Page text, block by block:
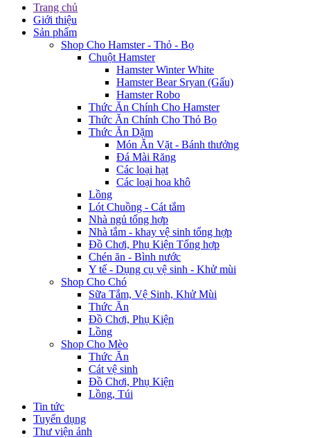
Trang chủ
Giới thiệu
Sản phẩm
Shop Cho Hamster - Thỏ - Bọ
Chuột Hamster
Hamster Winter White
Hamster Bear Sryan (Gấu)
Hamster Robo
Thức Ăn Chính Cho Hamster
Thức Ăn Chính Cho Thỏ Bọ
Thức Ăn Dặm
Món Ăn Vặt - Bánh thưởng
Đá Mài Răng
Các loại hạt
Các loại hoa khô
Lồng
Lót Chuồng - Cát tắm
Nhà ngủ tổng hợp
Nhà tắm - khay vệ sinh tổng hợp
Đồ Chơi, Phụ Kiện Tổng hợp
Chén ăn - Bình nước
Y tế - Dụng cụ vệ sinh - Khử mùi
Shop Cho Chó
Sữa Tắm, Vệ Sinh, Khử Mùi
Thức Ăn
Đồ Chơi, Phụ Kiện
Lồng
Shop Cho Mèo
Thức Ăn
Cát vệ sinh
Đồ Chơi, Phụ Kiện
Lồng, Túi
Tin tức
Tuyển dụng
Thư viện ảnh